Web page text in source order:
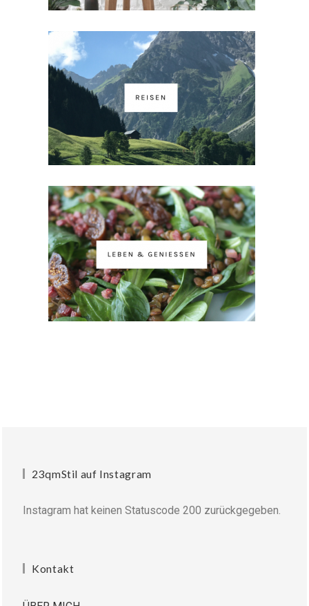
23qmStil auf Instagram
Instagram hat keinen Statuscode 200 zurückgegeben.
Kontakt